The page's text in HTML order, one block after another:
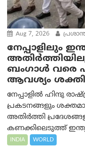
Aug 7, 2026
നേപ്പാളിലും
ബംഗാൾ വരെ
ആവശ്യം ശക്തി
നേപ്പാളിൽ ഹിന്ദു
പ്രകടനങ്ങളും
അതിർത്തി
കണക്കിലെടുത്ത്
INDIA WORLD